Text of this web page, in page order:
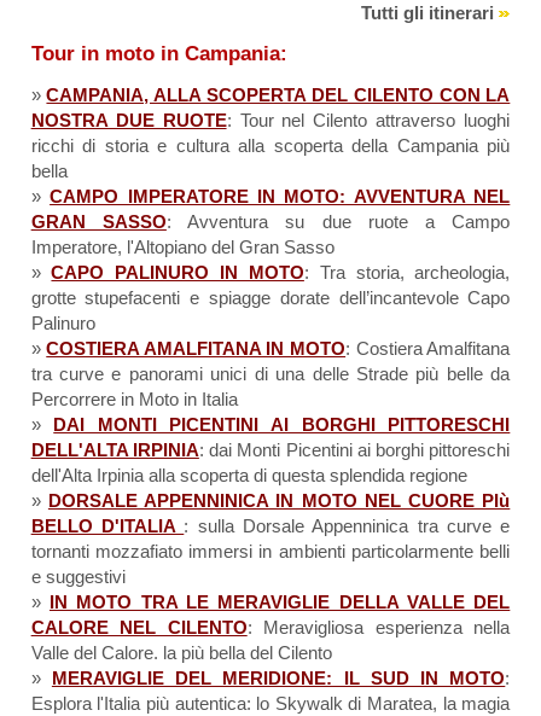
Tutti gli itinerari
Tour in moto in Campania:
»CAMPANIA, ALLA SCOPERTA DEL CILENTO CON LA
NOSTRA DUE RUOTE: Tour nel Cilento attraverso luoghi
ricchi di storia e cultura alla scoperta della Campania più
bella
»CAMPO IMPERATORE IN MOTO: AVVENTURA NEL
GRAN SASSO: Avventura su due ruote a Campo
Imperatore, l'Altopiano del Gran Sasso
»CAPO PALINURO IN MOTO: Tra storia, archeologia,
grotte stupefacenti e spiagge dorate dell’incantevole Capo
Palinuro
»COSTIERA AMALFITANA IN MOTO: Costiera Amalfitana
tra curve e panorami unici di una delle Strade più belle da
Percorrere in Moto in Italia
» DAI MONTI PICENTINI AI BORGHI PITTORESCHI
DELL'ALTA IRPINIA: dai Monti Picentini ai borghi pittoreschi
dell'Alta Irpinia alla scoperta di questa splendida regione
» DORSALE APPENNINICA IN MOTO NEL CUORE PIù
BELLO D'ITALIA : sulla Dorsale Appenninica tra curve e
tornanti mozzafiato immersi in ambienti particolarmente belli
e suggestivi
» IN MOTO TRA LE MERAVIGLIE DELLA VALLE DEL
CALORE NEL CILENTO: Meravigliosa esperienza nella
Valle del Calore. la più bella del Cilento
» MERAVIGLIE DEL MERIDIONE: IL SUD IN MOTO:
Esplora l'Italia più autentica: lo Skywalk di Maratea, la magia